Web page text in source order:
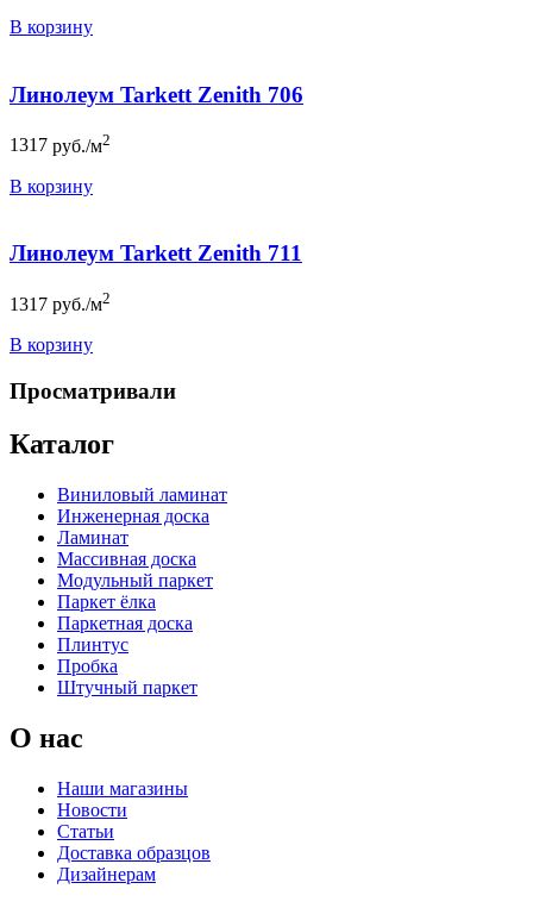
В корзину
Линолеум Tarkett Zenith 706
1317 руб./м2
В корзину
Линолеум Tarkett Zenith 711
1317 руб./м2
В корзину
Просматривали
Каталог
Виниловый ламинат
Инженерная доска
Ламинат
Массивная доска
Модульный паркет
Паркет ёлка
Паркетная доска
Плинтус
Пробка
Штучный паркет
О нас
Наши магазины
Новости
Статьи
Доставка образцов
Дизайнерам